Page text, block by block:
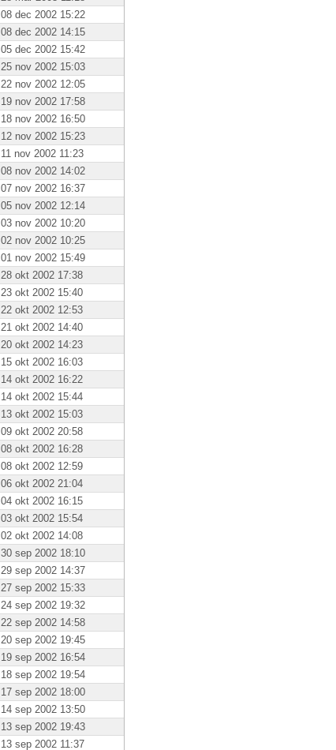
08 dec 2002 15:22
08 dec 2002 14:15
05 dec 2002 15:42
25 nov 2002 15:03
22 nov 2002 12:05
19 nov 2002 17:58
18 nov 2002 16:50
12 nov 2002 15:23
11 nov 2002 11:23
08 nov 2002 14:02
07 nov 2002 16:37
05 nov 2002 12:14
03 nov 2002 10:20
02 nov 2002 10:25
01 nov 2002 15:49
28 okt 2002 17:38
23 okt 2002 15:40
22 okt 2002 12:53
21 okt 2002 14:40
20 okt 2002 14:23
15 okt 2002 16:03
14 okt 2002 16:22
14 okt 2002 15:44
13 okt 2002 15:03
09 okt 2002 20:58
08 okt 2002 16:28
08 okt 2002 12:59
06 okt 2002 21:04
04 okt 2002 16:15
03 okt 2002 15:54
02 okt 2002 14:08
30 sep 2002 18:10
29 sep 2002 14:37
27 sep 2002 15:33
24 sep 2002 19:32
22 sep 2002 14:58
20 sep 2002 19:45
19 sep 2002 16:54
18 sep 2002 19:54
17 sep 2002 18:00
14 sep 2002 13:50
13 sep 2002 19:43
13 sep 2002 11:37